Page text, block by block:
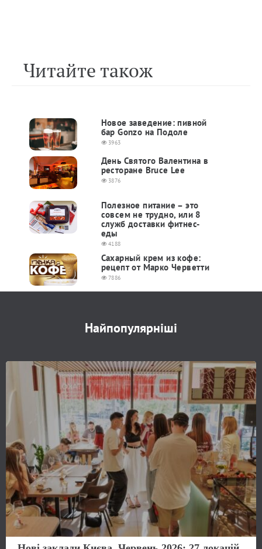
Читайте також
Новое заведение: пивной
бар Gonzo на Подоле
3963
День Святого Валентина в
ресторане ​​Bruce Lee
3876
Полезное питание – это
совсем не трудно, или 8
служб доставки фитнес-
еды
4188
Сахарный крем из кофе:
рецепт от Марко Черветти
7886
Найпопулярніші